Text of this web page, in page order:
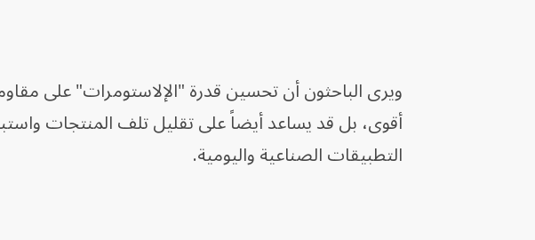
ويرى الباحثون أن تحسين قدرة "الإلاستومرات" على
أقوى، بل قد يساعد أيضاً على تقليل تلف المنتجات
التطبيقات الصناعية واليومية.